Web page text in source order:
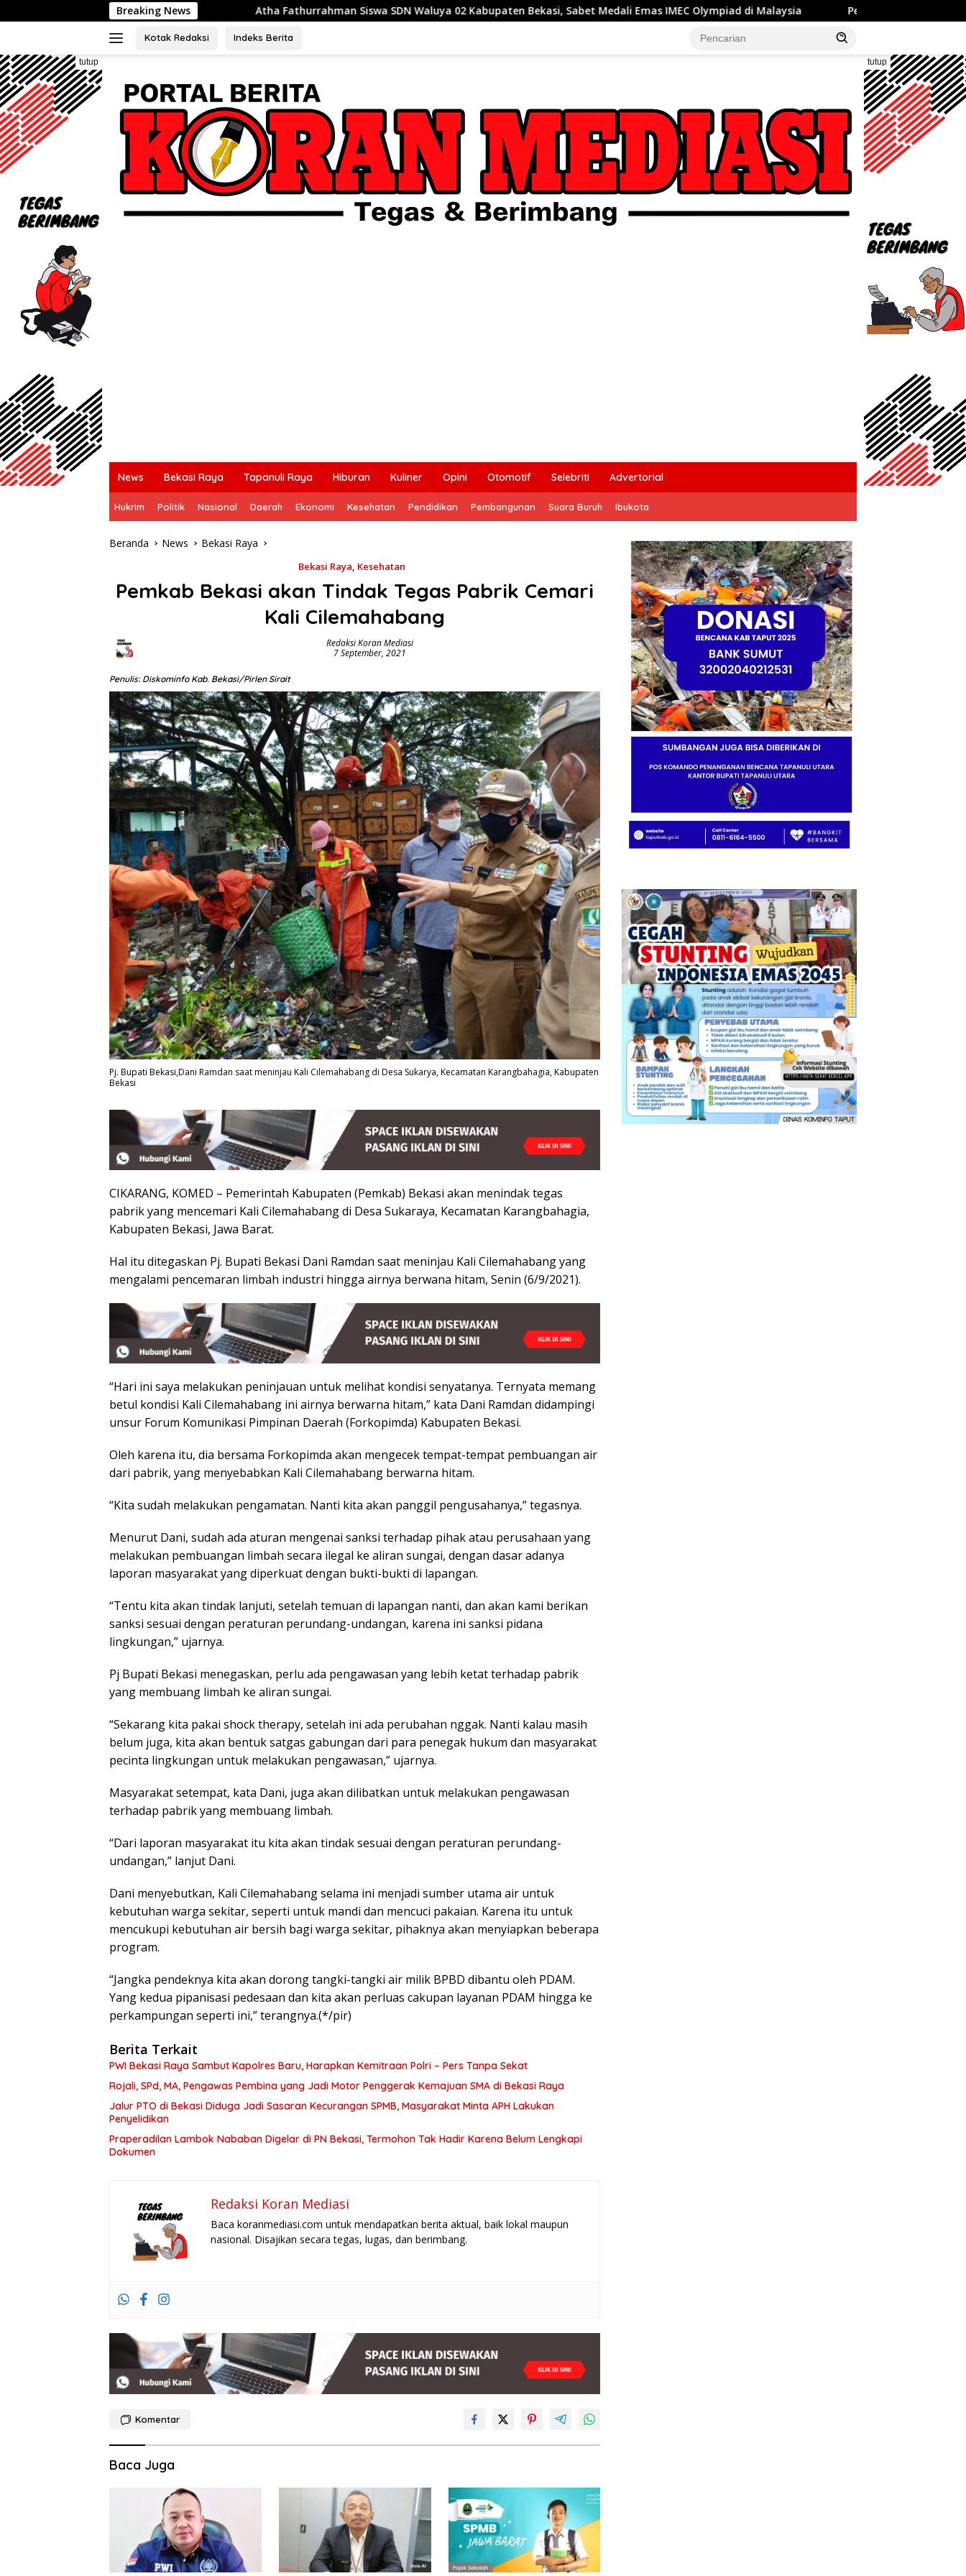
ke
Breaking News
Atha Fathurrahman Siswa SDN Waluya 02 Kabupaten Bekasi, Sabet Medali Emas IMEC Olympiad di Malaysia Pemkot Bekasi Jalin Kerja Sama Pengelolaan
Kotak Redaksi Indeks Berita
tutup tutup
News Bekasi Raya Tapanuli Raya Hiburan Kuliner Opini Otomotif Selebriti Advertorial
Hukrim Politik Nasional Daerah Ekonomi Kesehatan Pendidikan Pembangunan Suara Buruh Ibukota
Beranda News Bekasi Raya
Bekasi Raya, Kesehatan
Pemkab Bekasi akan Tindak Tegas Pabrik Cemari
Kali Cilemahabang
Redaksi Koran Mediasi
7 September, 2021
Penulis: Diskominfo Kab. Bekasi/Pirlen Sirait
Pj. Bupati Bekasi,Dani Ramdan saat meninjau Kali Cilemahabang di Desa Sukarya, Kecamatan Karangbahagia, Kabupaten
Bekasi
CIKARANG, KOMED – Pemerintah Kabupaten (Pemkab) Bekasi akan menindak tegas
pabrik yang mencemari Kali Cilemahabang di Desa Sukaraya, Kecamatan Karangbahagia,
Kabupaten Bekasi, Jawa Barat.
Hal itu ditegaskan Pj. Bupati Bekasi Dani Ramdan saat meninjau Kali Cilemahabang yang
mengalami pencemaran limbah industri hingga airnya berwana hitam, Senin (6/9/2021).
“Hari ini saya melakukan peninjauan untuk melihat kondisi senyatanya. Ternyata memang
betul kondisi Kali Cilemahabang ini airnya berwarna hitam,” kata Dani Ramdan didampingi
unsur Forum Komunikasi Pimpinan Daerah (Forkopimda) Kabupaten Bekasi.
Oleh karena itu, dia bersama Forkopimda akan mengecek tempat-tempat pembuangan air
dari pabrik, yang menyebabkan Kali Cilemahabang berwarna hitam.
“Kita sudah melakukan pengamatan. Nanti kita akan panggil pengusahanya,” tegasnya.
Menurut Dani, sudah ada aturan mengenai sanksi terhadap pihak atau perusahaan yang
melakukan pembuangan limbah secara ilegal ke aliran sungai, dengan dasar adanya
laporan masyarakat yang diperkuat dengan bukti-bukti di lapangan.
“Tentu kita akan tindak lanjuti, setelah temuan di lapangan nanti, dan akan kami berikan
sanksi sesuai dengan peraturan perundang-undangan, karena ini sanksi pidana
lingkungan,” ujarnya.
Pj Bupati Bekasi menegaskan, perlu ada pengawasan yang lebih ketat terhadap pabrik
yang membuang limbah ke aliran sungai.
“Sekarang kita pakai shock therapy, setelah ini ada perubahan nggak. Nanti kalau masih
belum juga, kita akan bentuk satgas gabungan dari para penegak hukum dan masyarakat
pecinta lingkungan untuk melakukan pengawasan,” ujarnya.
Masyarakat setempat, kata Dani, juga akan dilibatkan untuk melakukan pengawasan
terhadap pabrik yang membuang limbah.
“Dari laporan masyarakat itu kita akan tindak sesuai dengan peraturan perundang-
undangan,” lanjut Dani.
Dani menyebutkan, Kali Cilemahabang selama ini menjadi sumber utama air untuk
kebutuhan warga sekitar, seperti untuk mandi dan mencuci pakaian. Karena itu untuk
mencukupi kebutuhan air bersih bagi warga sekitar, pihaknya akan menyiapkan beberapa
program.
“Jangka pendeknya kita akan dorong tangki-tangki air milik BPBD dibantu oleh PDAM.
Yang kedua pipanisasi pedesaan dan kita akan perluas cakupan layanan PDAM hingga ke
perkampungan seperti ini,” terangnya.(*/pir)
Berita Terkait
PWI Bekasi Raya Sambut Kapolres Baru, Harapkan Kemitraan Polri – Pers Tanpa Sekat
Rojali, SPd, MA, Pengawas Pembina yang Jadi Motor Penggerak Kemajuan SMA di Bekasi Raya
Jalur PTO di Bekasi Diduga Jadi Sasaran Kecurangan SPMB, Masyarakat Minta APH Lakukan
Penyelidikan
Praperadilan Lambok Nababan Digelar di PN Bekasi, Termohon Tak Hadir Karena Belum Lengkapi
Dokumen
Redaksi Koran Mediasi
Baca koranmediasi.com untuk mendapatkan berita aktual, baik lokal maupun
nasional. Disajikan secara tegas, lugas, dan berimbang.
Komentar
Baca Juga